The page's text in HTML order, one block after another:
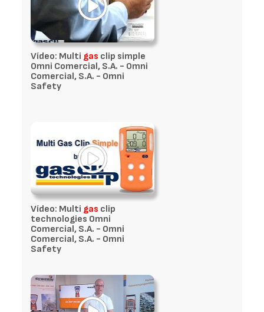
Vídeo: Multi gas clip simple
Omni Comercial, S.A. - Omni
Comercial, S.A. - Omni
Safety
Vídeo: Multi gas clip
technologies Omni
Comercial, S.A. - Omni
Comercial, S.A. - Omni
Safety